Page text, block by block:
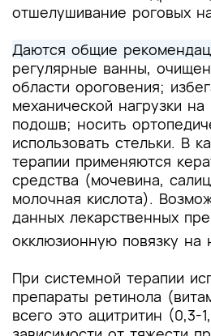
отшелушивание роговых
Даются общие
регулярные ванны,
области ороговения;
механической нагрузки
подошв; носить
использовать стельки. В
терапии применяются
средства (мочевина,
молочная кислота).
данных лекарственных
окклюзионную повязку на
При системной терапии
препараты ретинола
всего это ацитритин (0,3-